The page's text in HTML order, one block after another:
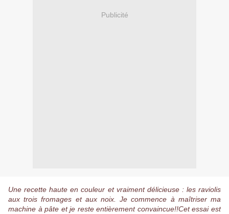
Publicité
Une recette haute en couleur et vraiment délicieuse : les raviolis
aux trois fromages et aux noix. Je commence à maîtriser ma
machine à pâte et je reste entièrement convaincue!!Cet essai est